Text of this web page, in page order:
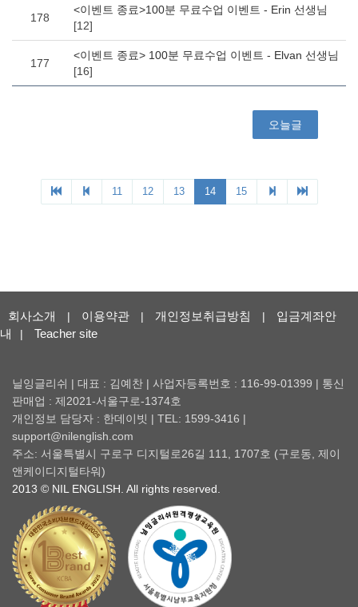
회사소개 | 이용약관 | 개인정보취급방침 |
입금계좌안
내
| Teacher site
닐잉글리쉬 | 대표 : 김예찬 | 사업자등록번호 : 116-99-01399 | 통신
판매업 : 제2021-서울구로-1374호
개인정보 담당자 : 한데이빗 | TEL: 1599-3416 |
support@nilenglish.com
주소: 서울특별시 구로구 디지털로26길 111, 1707호 (구로동, 제이
앤케이디지털타워)
2013 © NIL ENGLISH. All rights reserved.